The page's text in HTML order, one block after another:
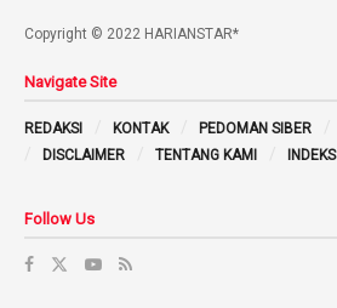
Copyright © 2022 HARIANSTAR*
Navigate Site
REDAKSI KONTAK PEDOMAN SIBER
DISCLAIMER
TENTANG KAMI INDEKS
Follow Us